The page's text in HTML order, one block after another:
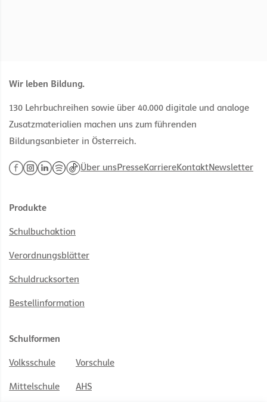
Wir leben Bildung.
130 Lehrbuchreihen sowie über 40.000 digitale und analoge
Zusatzmaterialien machen uns zum führenden
Bildungsanbieter in Österreich.
Über unsPresseKarriereKontaktNewsletter
Produkte
Schulbuchaktion
Verordnungsblätter
Schuldrucksorten
Bestellinformation
Schulformen
Volksschule Vorschule
Mittelschule AHS